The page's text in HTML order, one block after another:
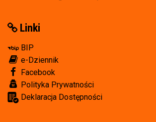
Linki
BIP
e-Dziennik
Facebook
Polityka Prywatności
Deklaracja Dostępności